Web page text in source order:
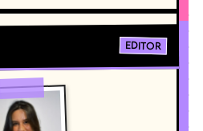
Editor